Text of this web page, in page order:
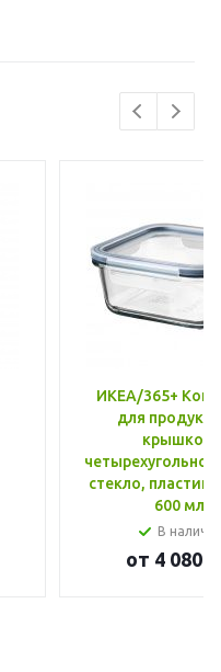
ИКЕА/365+
для
крышкой,
стекло, пластик
600 мл
В
от 4 080 ₸